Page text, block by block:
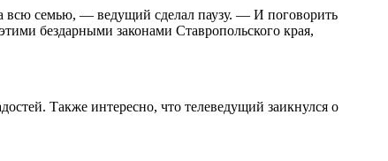
всю семью, — ведущий сделал паузу. — И поговорить
бездарными законами Ставропольского края,
Также интересно, что телеведущий заикнулся о